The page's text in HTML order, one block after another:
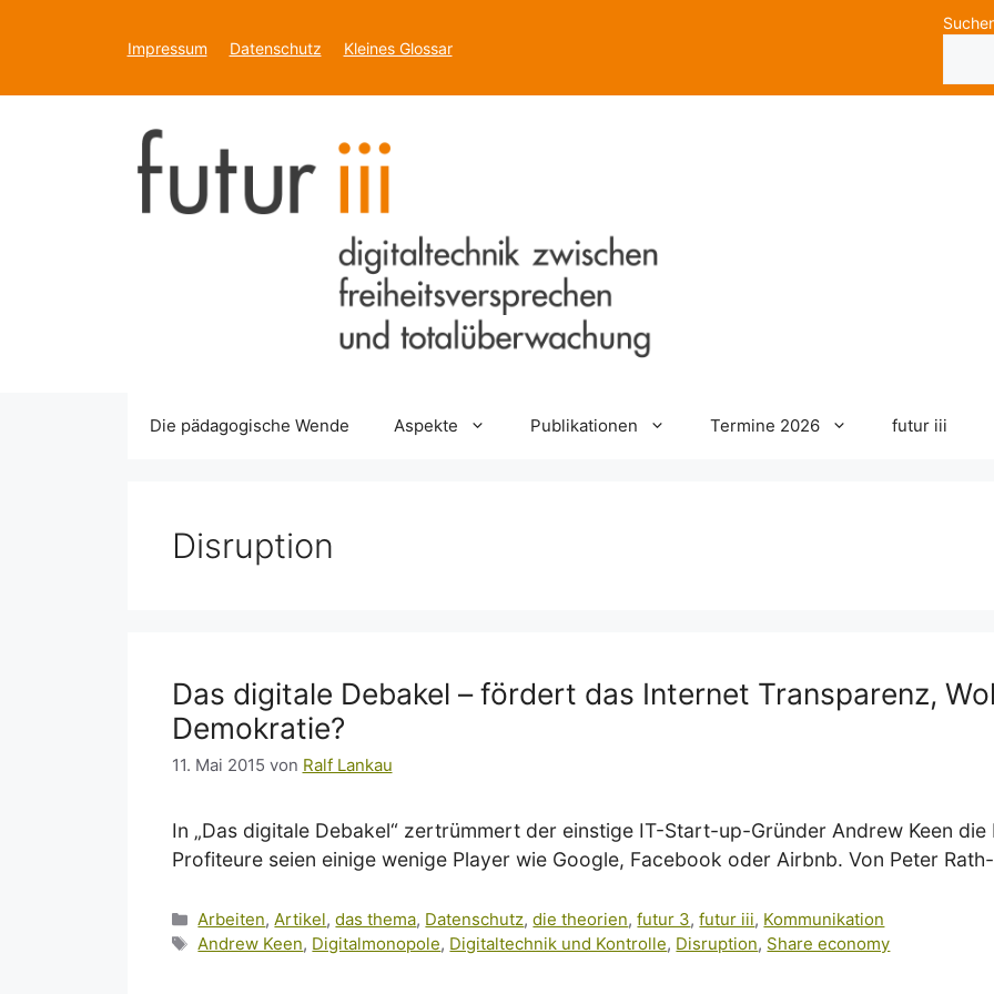
Impressum Datenschutz Kleines Glossar
Die pädagogische Wende Aspekte Publikationen Termine 2026 futur iii
Disruption
Das digitale Debakel – fördert das Internet Transparenz,
Demokratie?
11. Mai 2015 von Ralf Lankau
In „Das digitale Debakel“ zertrümmert der einstige IT-Start-up-Gründer Andrew Keen
Profiteure seien einige wenige Player wie Google, Facebook oder Airbnb. Von Peter
Kategorien
Arbeiten,Artikel,das thema, Datenschutz,die theorien,futur 3,futur iii, Kommunikation
Schlagwörter
Andrew Keen, Digitalmonopole, Digitaltechnik und Kontrolle, Disruption, Share economy